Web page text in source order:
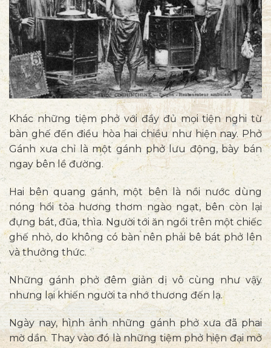
Khác những tiệm phở với đầy đủ mọi tiện nghi từ
bàn ghế đến điều hòa hai chiều như hiện nay. Phở
Gánh xưa chỉ là một gánh phở lưu động, bày bán
ngay bên lề đường.
Hai bên quang gánh, một bên là nồi nước dùng
nóng hổi tỏa hương thơm ngào ngạt, bên còn lại
đựng bát, đũa, thìa. Người tới ăn ngồi trên một chiếc
ghế nhỏ, do không có bàn nên phải bê bát phở lên
và thưởng thức.
Những gánh phở đêm giản dị vô cùng như vậy
nhưng lại khiến người ta nhớ thương đến lạ.
Ngày nay, hình ảnh những gánh phở xưa đã phai
mờ dần. Thay vào đó là những tiệm phở hiện đại mở